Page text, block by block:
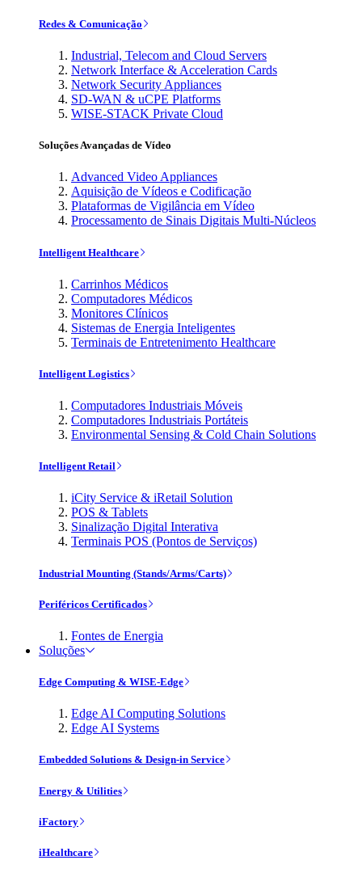
Redes & Comunicação
Industrial, Telecom and Cloud Servers
Network Interface & Acceleration Cards
Network Security Appliances
SD-WAN & uCPE Platforms
WISE-STACK Private Cloud
Soluções Avançadas de Vídeo
Advanced Video Appliances
Aquisição de Vídeos e Codificação
Plataformas de Vigilância em Vídeo
Processamento de Sinais Digitais Multi-Núcleos
Intelligent Healthcare
Carrinhos Médicos
Computadores Médicos
Monitores Clínicos
Sistemas de Energia Inteligentes
Terminais de Entretenimento Healthcare
Intelligent Logistics
Computadores Industriais Móveis
Computadores Industriais Portáteis
Environmental Sensing & Cold Chain Solutions
Intelligent Retail
iCity Service & iRetail Solution
POS & Tablets
Sinalização Digital Interativa
Terminais POS (Pontos de Serviços)
Industrial Mounting (Stands/Arms/Carts)
Periféricos Certificados
Fontes de Energia
Soluções
Edge Computing & WISE-Edge
Edge AI Computing Solutions
Edge AI Systems
Embedded Solutions & Design-in Service
Energy & Utilities
iFactory
iHealthcare